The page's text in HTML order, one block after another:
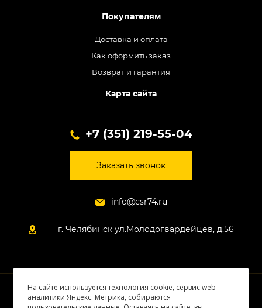
Покупателям
Доставка и оплата
Как оформить заказ
Возврат и гарантия
Карта сайта
+7 (351) 219-55-04
Заказать звонок
info@csr74.ru
г. Челябинск ул.Молодогвардейцев, д.56
© 2026 Все права защищены
На сайте используется технология cookie, сервис web-
аналитики Яндекс. Метрика, собираются